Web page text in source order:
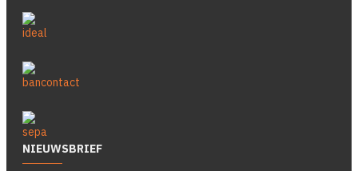
NIEUWSBRIEF